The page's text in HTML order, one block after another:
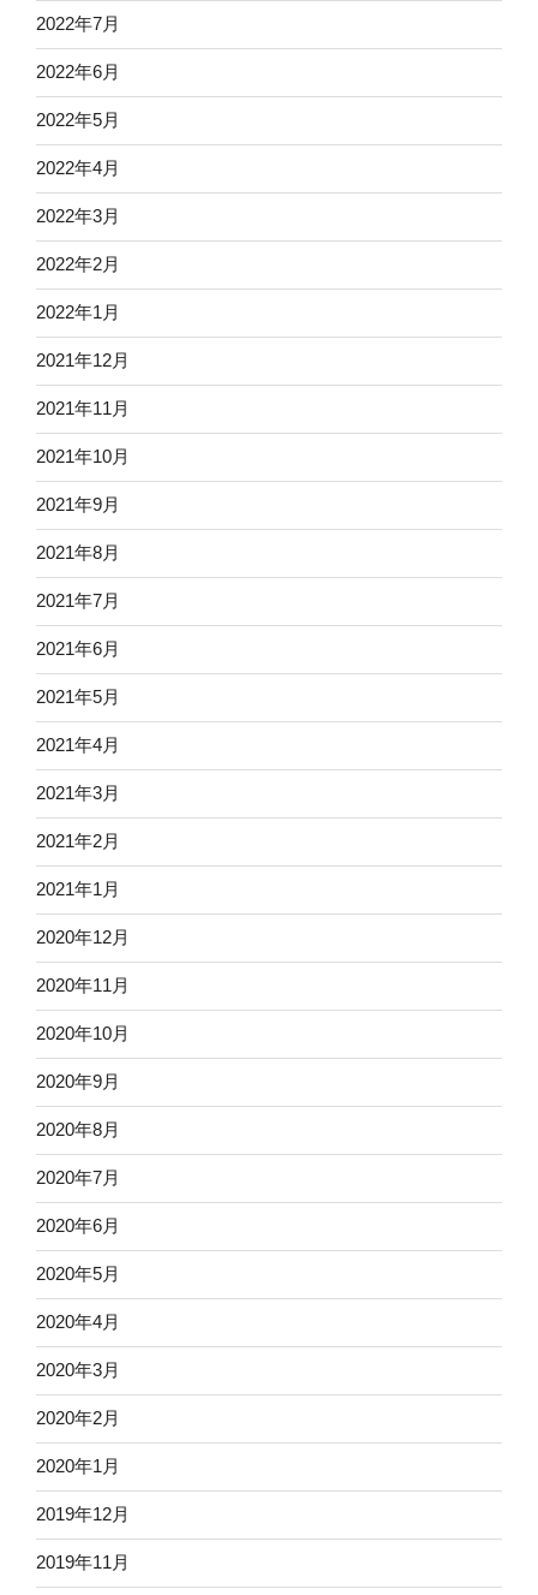
2022年7月
2022年6月
2022年5月
2022年4月
2022年3月
2022年2月
2022年1月
2021年12月
2021年11月
2021年10月
2021年9月
2021年8月
2021年7月
2021年6月
2021年5月
2021年4月
2021年3月
2021年2月
2021年1月
2020年12月
2020年11月
2020年10月
2020年9月
2020年8月
2020年7月
2020年6月
2020年5月
2020年4月
2020年3月
2020年2月
2020年1月
2019年12月
2019年11月